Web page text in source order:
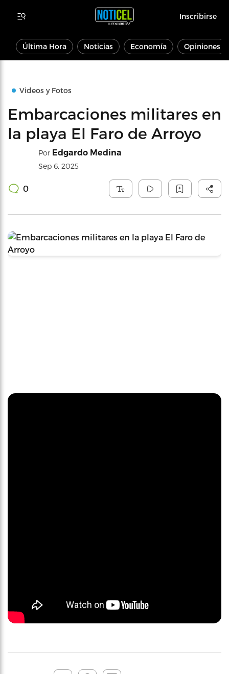
Inscribirse
Última Hora Noticias Economía Opiniones
Videos y Fotos
Embarcaciones militares en
la playa El Faro de Arroyo
Por Edgardo Medina
Sep 6, 2025
0